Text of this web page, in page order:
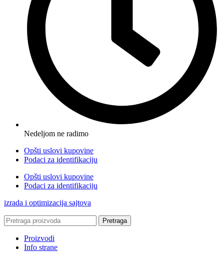
Nedeljom ne radimo
Opšti uslovi kupovine
Podaci za identifikaciju
Opšti uslovi kupovine
Podaci za identifikaciju
izrada i optimizacija sajtova
Pretraga
Proizvodi
Info strane